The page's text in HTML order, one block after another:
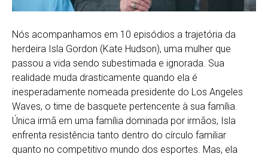
Nós acompanhamos em 10 episódios a trajetória da
herdeira Isla Gordon (Kate Hudson), uma mulher que
passou a vida sendo subestimada e ignorada. Sua
realidade muda drasticamente quando ela é
inesperadamente nomeada presidente do Los Angeles
Waves, o time de basquete pertencente à sua família.
Única irmã em uma família dominada por irmãos, Isla
enfrenta resistência tanto dentro do círculo familiar
quanto no competitivo mundo dos esportes. Mas, ela